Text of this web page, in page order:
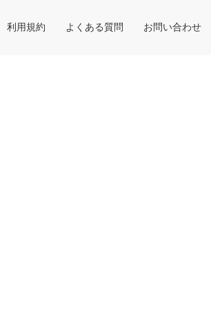
利用規約 よくある質問 お問い合わせ